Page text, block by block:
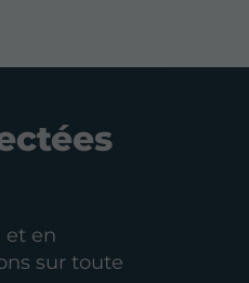
et en
sur toute